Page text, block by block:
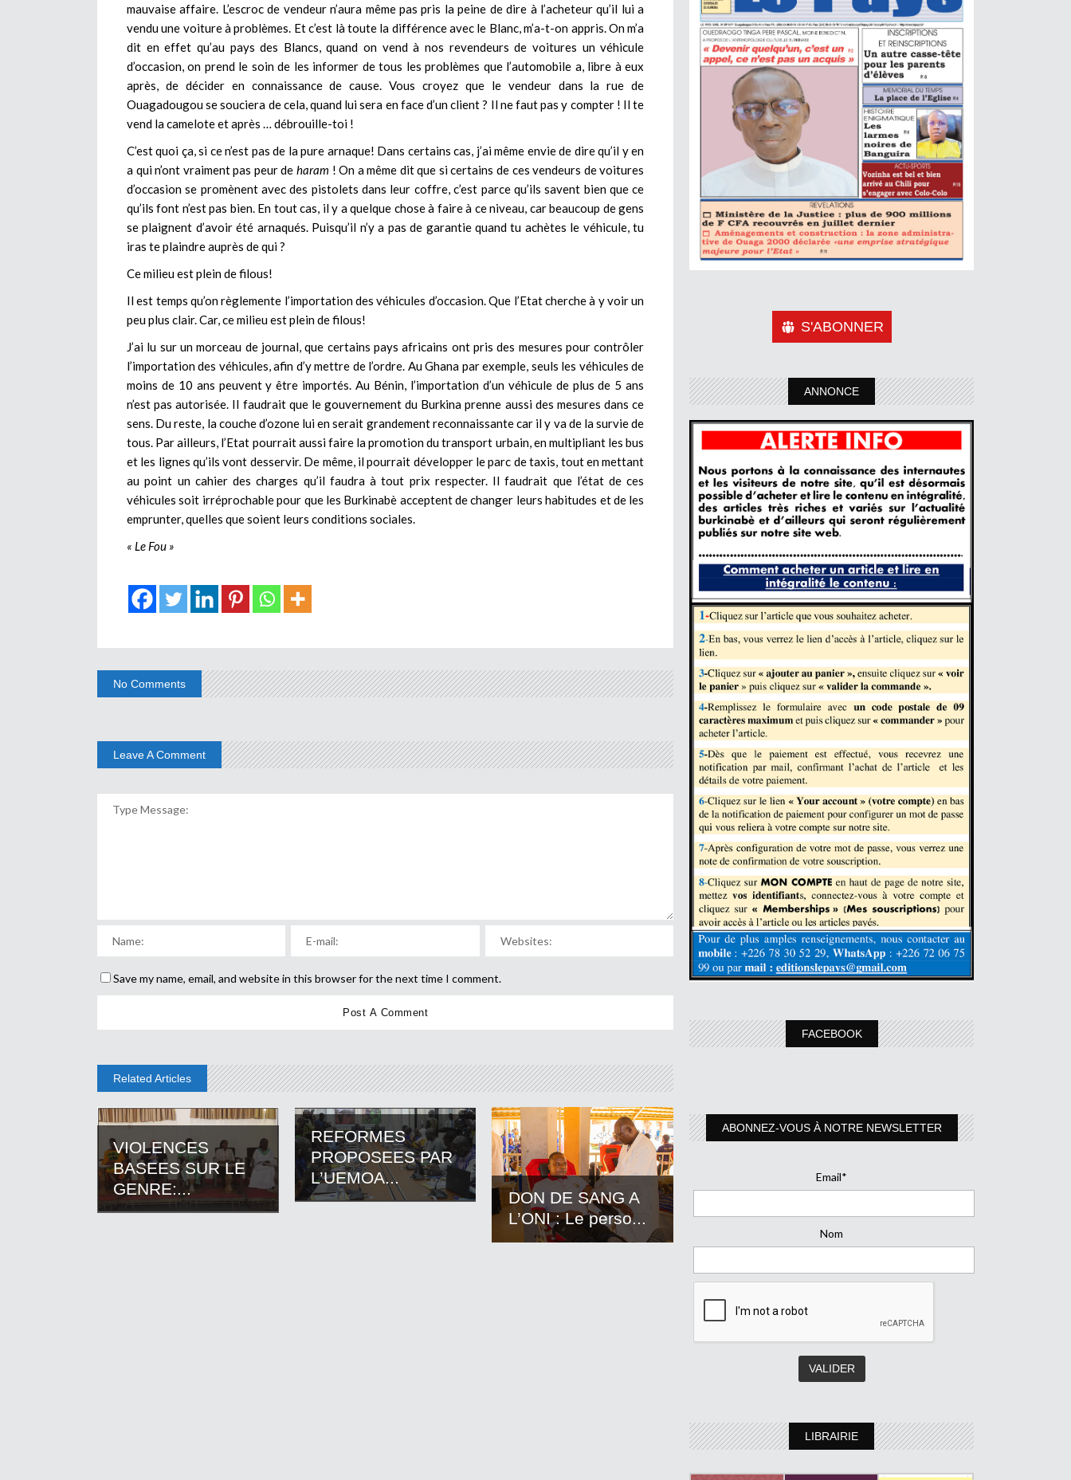
mauvaise affaire. L’escroc de vendeur n’aura même pas pris la peine de dire à l’acheteur qu’il lui a
vendu une voiture à problèmes. Et c’est là toute la différence avec le Blanc, m’a-t-on appris. On m’a
dit en effet qu’au pays des Blancs, quand on vend à nos revendeurs de voitures un véhicule
d’occasion, on prend le soin de les informer de tous les problèmes que l’automobile a, libre à eux
après, de décider en connaissance de cause. Vous croyez que le vendeur dans la rue de
Ouagadougou se souciera de cela, quand lui sera en face d’un client ? Il ne faut pas y compter ! Il te
vend la camelote et après … débrouille-toi !
C’est quoi ça, si ce n’est pas de la pure arnaque! Dans certains cas, j’ai même envie de dire qu’il y en
a qui n’ont vraiment pas peur de haram ! On a même dit que si certains de ces vendeurs de voitures
d’occasion se promènent avec des pistolets dans leur coffre, c’est parce qu’ils savent bien que ce
qu’ils font n’est pas bien. En tout cas, il y a quelque chose à faire à ce niveau, car beaucoup de gens
se plaignent d’avoir été arnaqués. Puisqu’il n’y a pas de garantie quand tu achètes le véhicule, tu
iras te plaindre auprès de qui ?
Ce milieu est plein de filous!
Il est temps qu’on règlemente l’importation des véhicules d’occasion. Que l’Etat cherche à y voir un
peu plus clair. Car, ce milieu est plein de filous!
J’ai lu sur un morceau de journal, que certains pays africains ont pris des mesures pour contrôler
l’importation des véhicules, afin d’y mettre de l’ordre. Au Ghana par exemple, seuls les véhicules de
moins de 10 ans peuvent y être importés. Au Bénin, l’importation d’un véhicule de plus de 5 ans
n’est pas autorisée. Il faudrait que le gouvernement du Burkina prenne aussi des mesures dans ce
sens. Du reste, la couche d’ozone lui en serait grandement reconnaissante car il y va de la survie de
tous. Par ailleurs, l’Etat pourrait aussi faire la promotion du transport urbain, en multipliant les bus
et les lignes qu’ils vont desservir. De même, il pourrait développer le parc de taxis, tout en mettant
au point un cahier des charges qu’il faudra à tout prix respecter. Il faudrait que l’état de ces
véhicules soit irréprochable pour que les Burkinabè acceptent de changer leurs habitudes et de les
emprunter, quelles que soient leurs conditions sociales.
« Le Fou »
No Comments
Leave A Comment
Save my name, email, and website in this browser for the next time I comment.
Related Articles
VIOLENCES
BASEES SUR LE
GENRE:...
REFORMES
PROPOSEES PAR
L’UEMOA...
DON DE SANG A
L’ONI : Le perso...
S'ABONNER
ANNONCE
FACEBOOK
ABONNEZ-VOUS À NOTRE NEWSLETTER
Email*
Nom
LIBRAIRIE